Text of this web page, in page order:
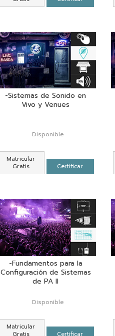
-Sistemas de Sonido en
Vivo y Venues
Disponible
Matricular
Gratis
Certificar
-Fundamentos para la
Configuración de Sistemas
de PA II
Disponible
Matricular
Gratis
Certificar